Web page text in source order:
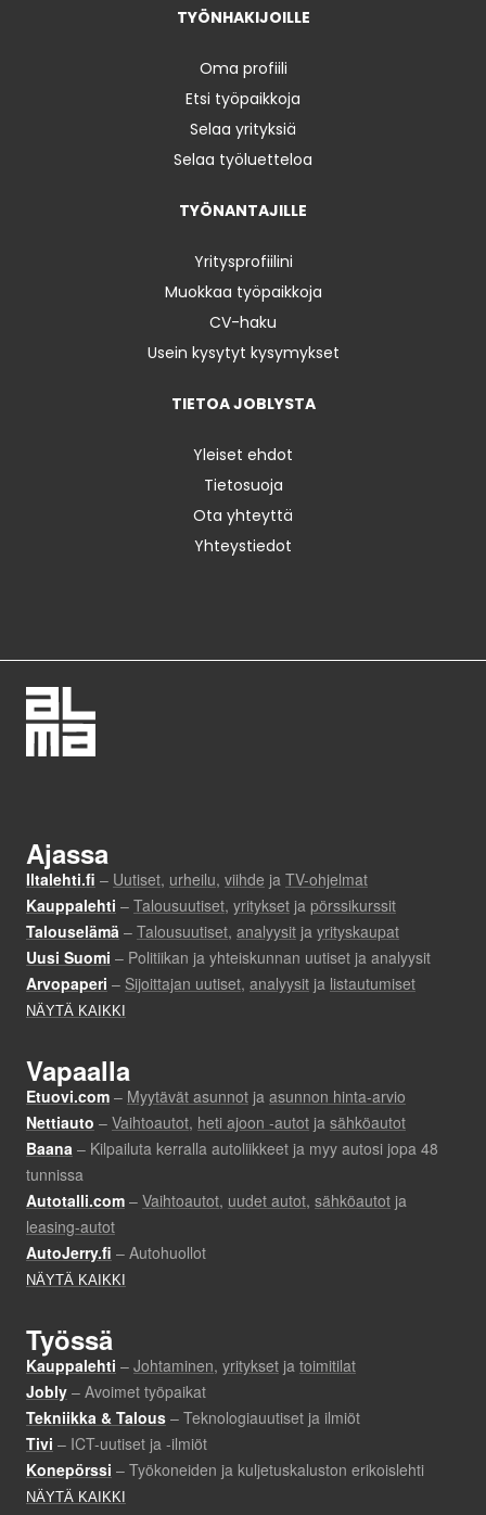
TYÖNHAKIJOILLE
Oma profiili
Etsi työpaikkoja
Selaa yrityksiä
Selaa työluetteloa
TYÖNANTAJILLE
Yritysprofiilini
Muokkaa työpaikkoja
CV-haku
Usein kysytyt kysymykset
TIETOA JOBLYSTA
Yleiset ehdot
Tietosuoja
Ota yhteyttä
Yhteystiedot